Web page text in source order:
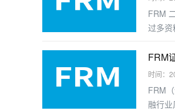
FRM
过多资
FRM
时间：
FRM
融行业